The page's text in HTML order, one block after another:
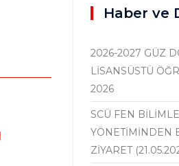
Haber ve
2026-2027 GÜZ
LİSANSÜSTÜ
2026
SCÜ FEN
YÖNETİMİNDEN
ZİYARET